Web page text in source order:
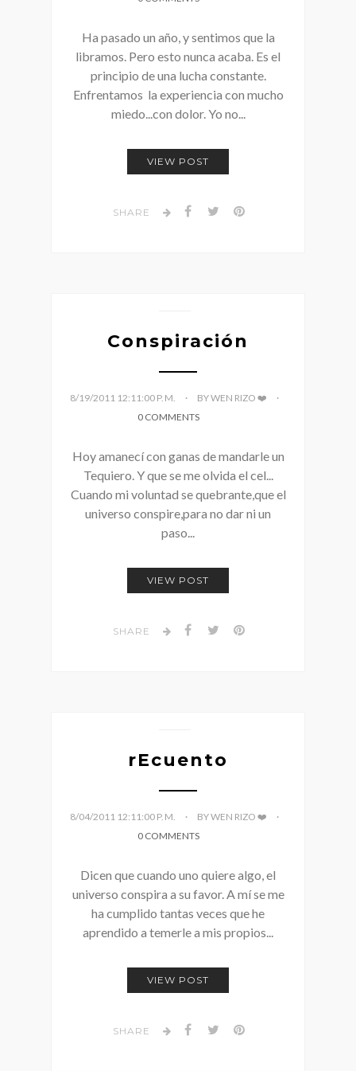
Ha pasado un año, y sentimos que la
libramos. Pero esto nunca acaba. Es el
principio de una lucha constante.
Enfrentamos la experiencia con mucho
miedo...con dolor. Yo no...
VIEW POST
SHARE
Conspiración
8/19/2011 12:11:00 P. M.
BY WEN RIZO ❤️
0 COMMENTS
Hoy amanecí con ganas de mandarle un
Tequiero. Y que se me olvida el cel...
Cuando mi voluntad se quebrante,que el
universo conspire,para no dar ni un
paso...
VIEW POST
SHARE
rEcuento
8/04/2011 12:11:00 P. M.
BY WEN RIZO ❤️
0 COMMENTS
Dicen que cuando uno quiere algo, el
universo conspira a su favor. A mí se me
ha cumplido tantas veces que he
aprendido a temerle a mis propios...
VIEW POST
SHARE